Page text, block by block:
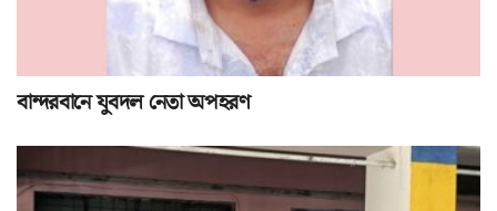
বান্দরবানে যুবদল নেতা অপহরণ